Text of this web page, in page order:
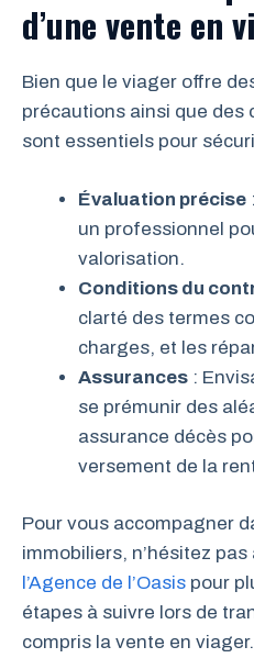
d’une vente en
Bien que le viager offre
précautions ainsi que des
sont essentiels pour
Évaluation précise
un professionnel
valorisation.
Conditions du
clarté des termes
charges, et les
Assurances :
se prémunir des
assurance décès
versement de la
Pour vous accompagner
immobiliers, n’hésitez
l’Agence de l’Oasis pour
étapes à suivre lors de
compris la vente en viager.